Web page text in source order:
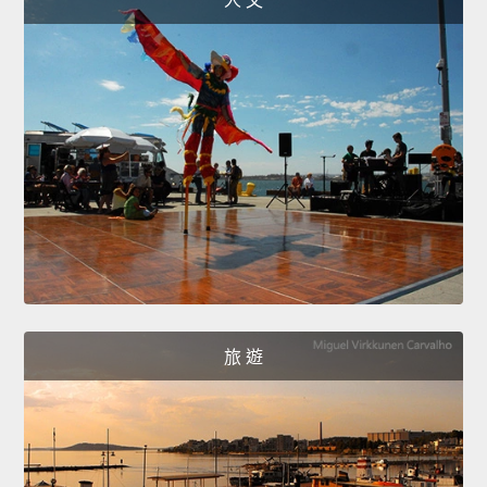
旅 遊